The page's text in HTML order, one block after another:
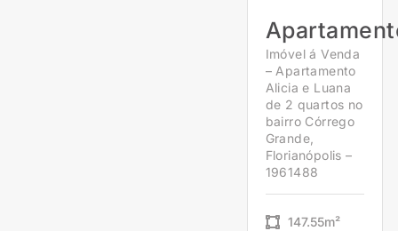
Imóvel á Venda
– Apartamento
Alicia e Luana
de 2 quartos no
bairro Córrego
Grande,
Florianópolis –
1961488
147.55m²